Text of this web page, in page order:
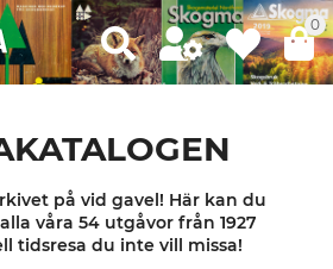
0
på vid gavel! Här kan du
våra 54 utgåvor från 1927
tidsresa du inte vill missa!